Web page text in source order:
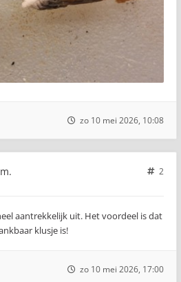
zo 10 mei 2026, 10:08
2
aantrekkelijk uit. Het voordeel is dat
klusje is!
zo 10 mei 2026, 17:00